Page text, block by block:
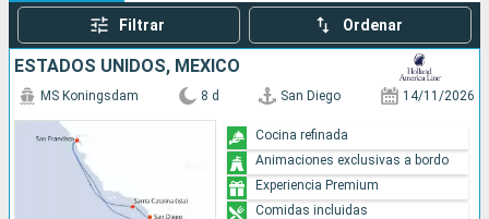
Filtrar Ordenar
ESTADOS UNIDOS, MÉXICO
MS Koningsdam 8 d San Diego 14/11/2026
Cocina refinada
Animaciones exclusivas a bordo
Experiencia Premium
Comidas incluidas